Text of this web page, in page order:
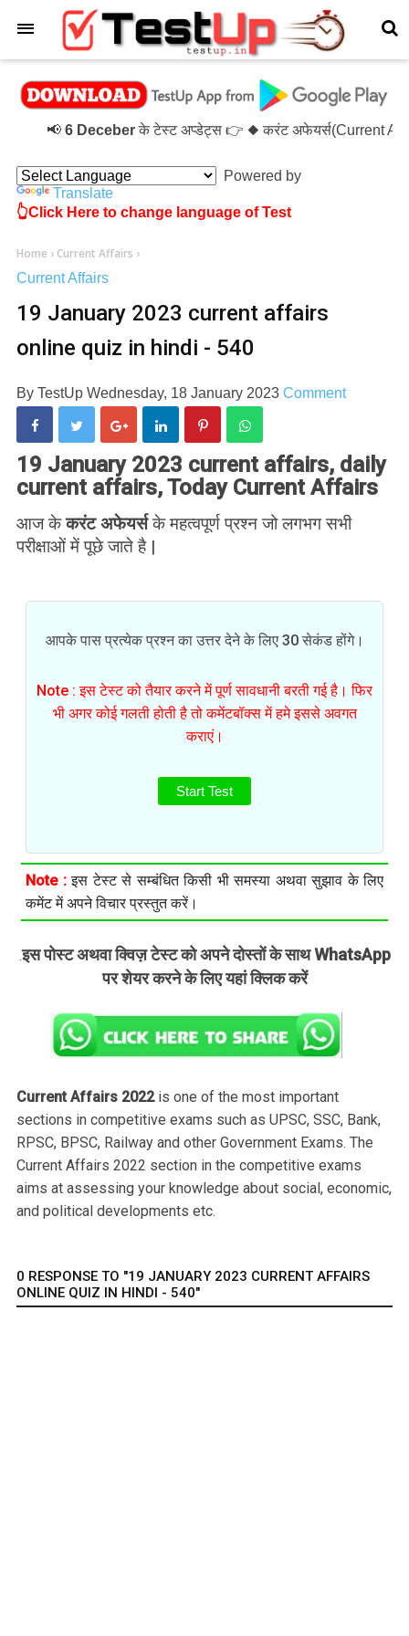
6 Deceberके टेस्ट अप्डेट्स 👉 ◆ करंट अफेयर्स(Current
Powered by
Translate
👆Click Here to change language of Test
Home › Current Affairs ›
Current Affairs
19 January 2023 current affairs
online quiz in hindi - 540
By TestUp Wednesday, 18 January 2023 Comment
19 January 2023 current affairs, daily
current affairs, Today Current Affairs
आज केकरंट अफेयर्सके महत्वपूर्ण प्रश्न जो लगभग सभी
परीक्षाओं में पूछे जाते है |
आपके पास प्रत्येक प्रश्न का उत्तर देने के लिए 30 सेकंड होंगे।
Note : इस टेस्ट को तैयार करने में पूर्ण सावधानी बरती गई है। फिर
भी अगर कोई गलती होती है तो कमेंटबॉक्स में हमे इससे अवगत
कराएं।
Start Test
Note :इस टेस्ट से सम्बंधित किसी भी समस्या अथवा सुझाव के लिए
कमेंट में अपने विचार प्रस्तुत करें।
.इस पोस्ट अथवा क्विज़ टेस्ट को अपने दोस्तों के साथ WhatsApp
पर शेयर करने के लिए यहां क्लिक करें
Current Affairs 2022is one of the most important
sections in competitive exams such as UPSC, SSC, Bank,
RPSC, BPSC, Railway and other Government Exams. The
Current Affairs 2022 section in the competitive exams
aims at assessing your knowledge about social, economic,
and political developments etc.
0 RESPONSE TO "19 JANUARY 2023 CURRENT AFFAIRS
ONLINE QUIZ IN HINDI - 540"